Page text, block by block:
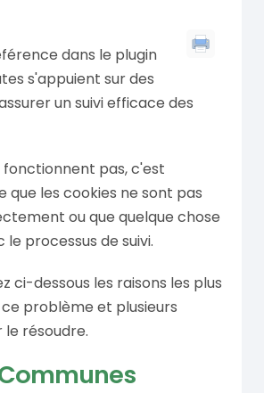
dans le plugin
s'appuient sur des
un suivi efficace des
fonctionnent pas, c'est
que les cookies ne sont pas
ou que quelque chose
processus de suivi.
ci-dessous les raisons les plus
problème et plusieurs
le résoudre.